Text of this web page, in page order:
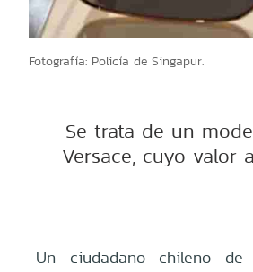
Fotografía: Policía de Singapur.
Se trata de un
Versace, cuyo valor
Un ciudadano chileno